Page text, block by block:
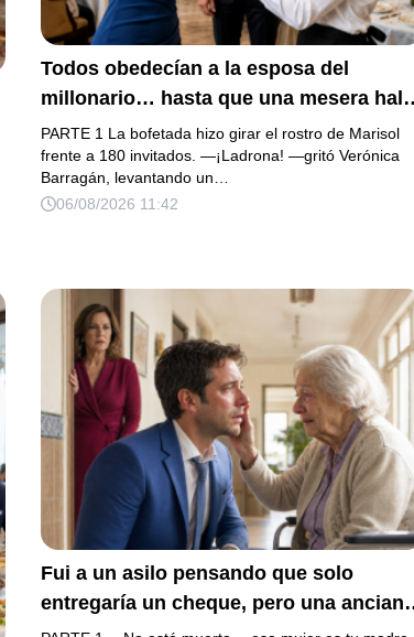
Todos obedecían a la esposa del
millonario… hasta que una mesera
su diamante en una copa
PARTE 1 La bofetada hizo girar el rostro de Marisol
frente a 180 invitados. —¡Ladrona! —gritó Verónica
Barragán, levantando un…
06/08/2026 11:42
Fui a un asilo pensando que solo
entregaría un cheque, pero una anciana
olvidada acarició mi cara y dijo: “Eres